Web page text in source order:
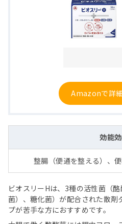
Amazonで詳
効能
整腸（便通を整える）、
ビオスリーHは、3種の活性菌（
菌）、糖化菌）が配合された散剤
プが苦手な方におすすめです。